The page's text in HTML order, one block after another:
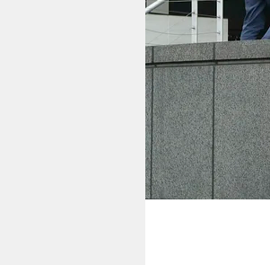
veranstaltungen
shop
fragen & hilfe
unterstützen
abo
genossenschaft